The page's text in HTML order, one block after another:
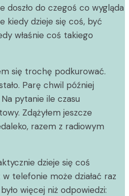
doszło do czegoś co wygląda
kiedy dzieje się coś, być
właśnie coś takiego
się trochę podkurować.
Parę chwil później
pytanie ile czasu
Zdążyłem jeszcze
razem z radiowym
dzieje się coś
telefonie może działać raz
więcej niż odpowiedzi: